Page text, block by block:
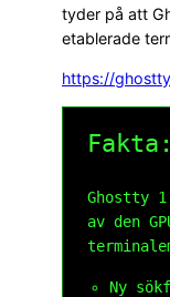
tyder på att
etablerade
https://
Ghostty
av den
Ny